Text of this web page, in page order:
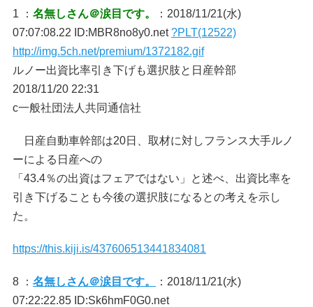
1 ： 名無しさん＠涙目です。
：2018/11/21(水)
07:07:08.22 ID:MBR8no8y0.net?PLT(12522)
http://img.5ch.net/premium/1372182.gif
ルノー出資比率引き下げも選択肢と日産幹部
2018/11/20 22:31
c一般社団法人共同通信社
日産自動車幹部は20日、取材に対しフランス大手ルノ
ーによる日産への
「43.4％の出資はフェアではない」と述べ、出資比率を
引き下げることも今後の選択肢になるとの考えを示し
た。
https://this.kiji.is/437606513441834081
8 ： 名無しさん＠涙目です。
：2018/11/21(水)
07:22:22.85 ID:Sk6hmF0G0.net